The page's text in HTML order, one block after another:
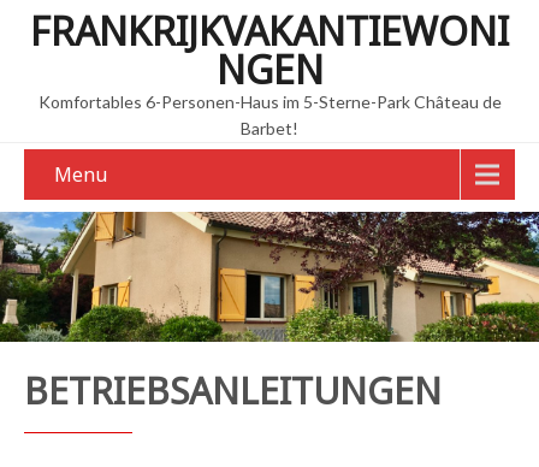
FRANKRIJKVAKANTIEWONI
NGEN
Komfortables 6-Personen-Haus im 5-Sterne-Park Château de
Barbet!
Menu
BETRIEBSANLEITUNGEN